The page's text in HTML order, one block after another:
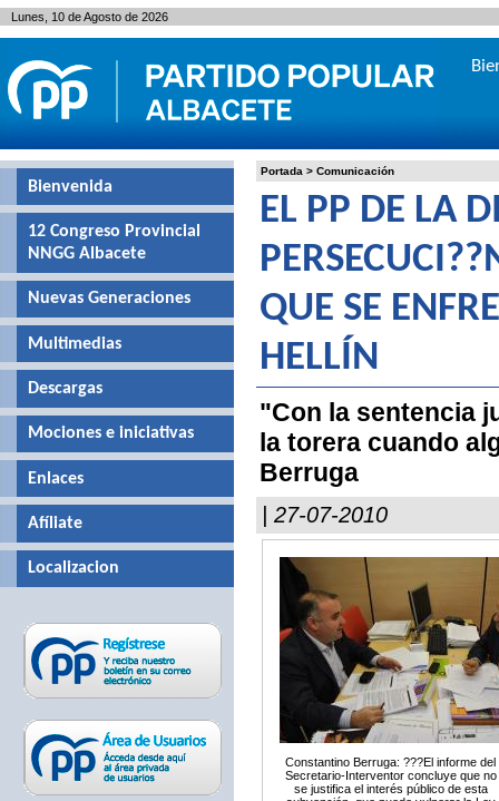
Portada > Comunicación
EL PP DE LA
QUE SE
HELLÍN
"Con la sentencia
la torera cuando
Berruga
| 27-07-2010
Constantino Berruga: ???El informe del
Secretario-Interventor concluye que no
se justifica el interés público de esta
Bienvenida
12 Congreso Provincial
NNGG Albacete
Nuevas Generaciones
Multimedias
Descargas
Mociones e iniciativas
Enlaces
Afíliate
Localizacion
Lunes, 10 de Agosto de 2026